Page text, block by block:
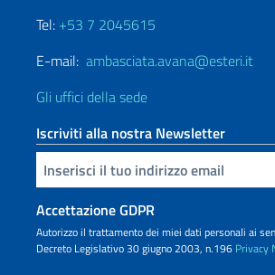
Tel: +53 7 2045615
E-mail: ambasciata.avana@esteri.it
Gli uffici della sede
Iscriviti alla nostra Newsletter
Inserisci la tua email
Accettazione GDPR
Autorizzo il trattamento dei miei dati personali ai
Decreto Legislativo 30 giugno 2003, n.196 Privacy